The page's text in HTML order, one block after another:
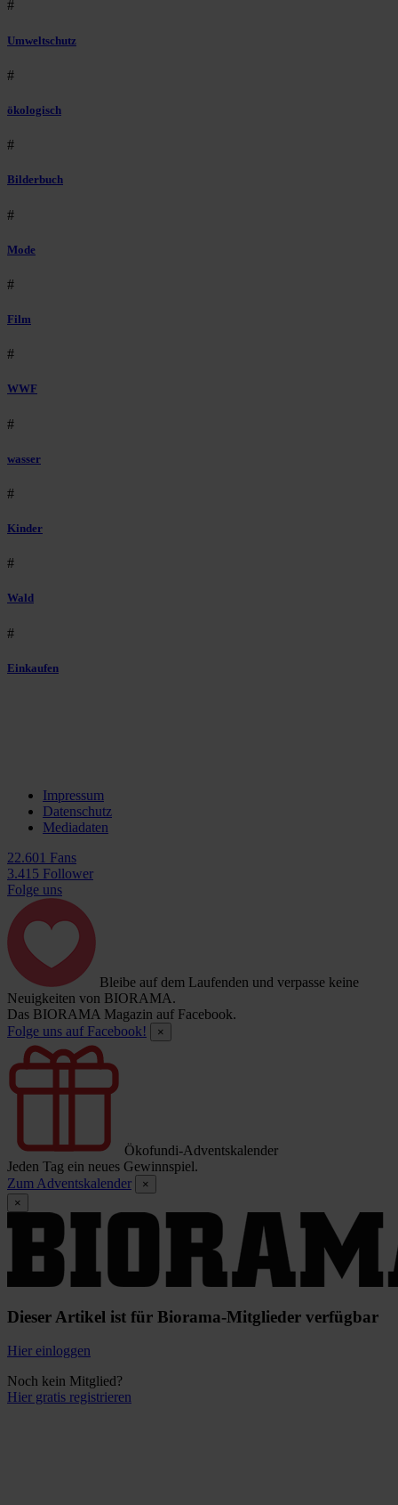
#
Umweltschutz
#
ökologisch
#
Bilderbuch
#
Mode
#
Film
#
WWF
#
wasser
#
Kinder
#
Wald
#
Einkaufen
Impressum
Datenschutz
Mediadaten
22.601 Fans
3.415 Follower
Folge uns
Bleibe auf dem Laufenden und verpasse keine
Neuigkeiten von BIORAMA.
Das BIORAMA Magazin auf Facebook.
Folge uns auf Facebook!
×
Ökofundi-Adventskalender
Jeden Tag ein neues Gewinnspiel.
Zum Adventskalender
×
×
Dieser Artikel ist für Biorama-Mitglieder verfügbar
Hier einloggen
Noch kein Mitglied?
Hier gratis registrieren